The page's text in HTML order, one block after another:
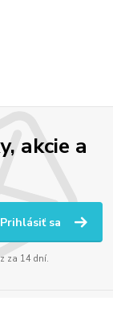
akcie a
Prihlásiť sa
za 14 dní.